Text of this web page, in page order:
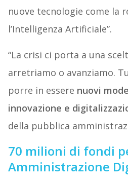
nuove tecnologie come la
l’Intelligenza Artificiale”.
“La crisi ci porta a una
arretriamo o avanziamo.
porre in essere nuovi
innovazione e
della pubblica
70 milioni di fondi
Amministrazione